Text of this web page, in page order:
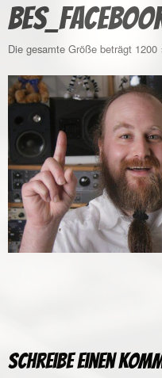
Die gesamte Größe beträgt 1200
Schreibe einen